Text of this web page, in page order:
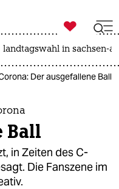

taz zahl ich
landtagswahl in sachsen-
Der ausgefallene Ball
Ball
in Zeiten des C-
Die Fanszene im